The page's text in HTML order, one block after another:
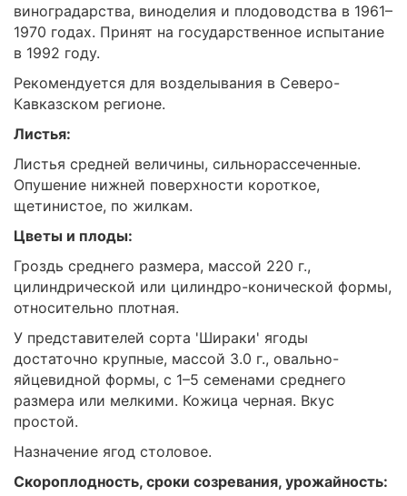
виноградарства, виноделия и плодоводства в 1961–
1970 годах. Принят на государственное испытание
в 1992 году.
Рекомендуется для возделывания в Северо-
Кавказском регионе.
Листья:
Листья средней величины, сильнорассеченные.
Опушение нижней поверхности короткое,
щетинистое, по жилкам.
Цветы и плоды:
Гроздь среднего размера, массой 220 г.,
цилиндрической или цилиндро-конической формы,
относительно плотная.
У представителей сорта 'Шираки' ягоды
достаточно крупные, массой 3.0 г., овально-
яйцевидной формы, с 1–5 семенами среднего
размера или мелкими. Кожица черная. Вкус
простой.
Назначение ягод столовое.
Скороплодность, сроки созревания, урожайность: